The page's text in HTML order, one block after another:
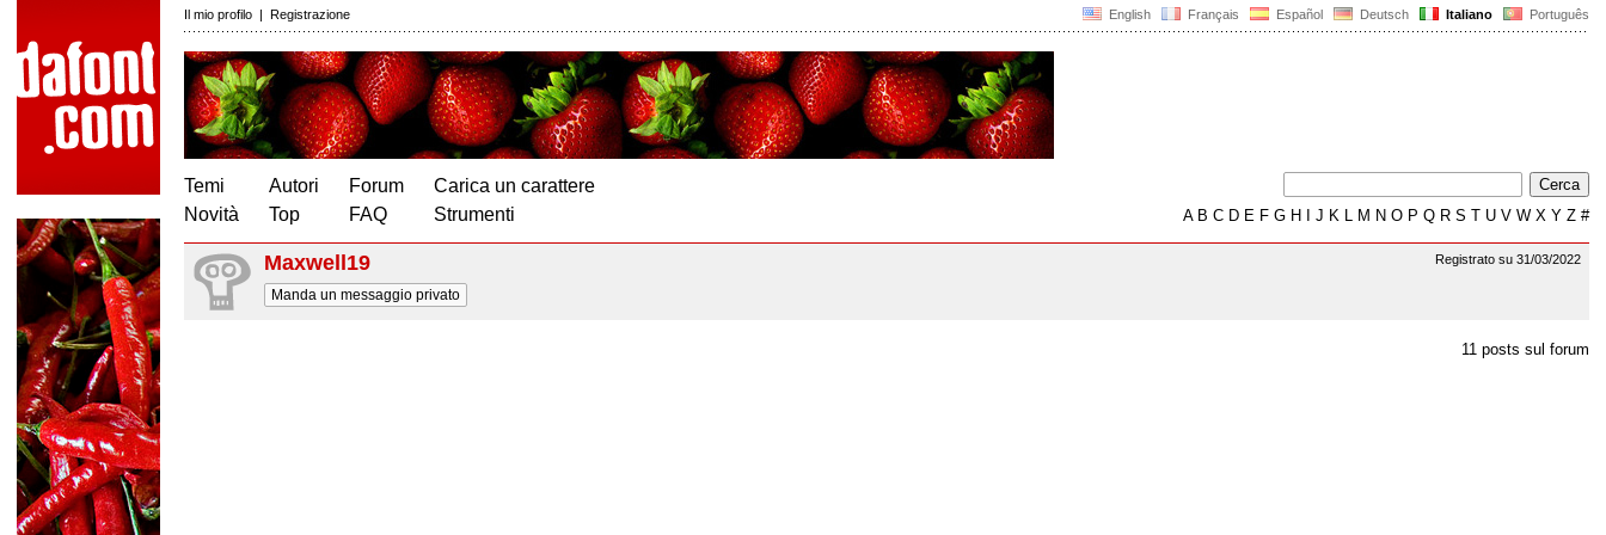
English Français Español Deutsch Italiano Português
Il mio profilo | Registrazione
Temi
Novità
Autori
Top
Forum
FAQ
Carica un carattere
Strumenti
AB C D E F G H J K L M N O P Q R S T U V W X Y Z #
Registrato su 31/03/2022
Maxwell19
Manda un messaggio privato
11 posts sul forum